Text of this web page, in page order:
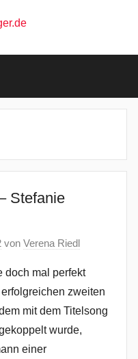
Stefanie
von Verena Riedl
doch mal perfekt
zweiten
mit dem Titelsong
wurde,
einer